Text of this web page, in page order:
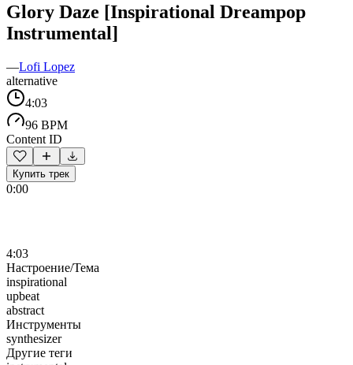
Glory Daze [Inspirational Dreampop
Instrumental]
—Lofi Lopez
alternative
4:03
96 BPM
Content ID
Купить трек
0:00
4:03
Настроение/Тема
inspirational
upbeat
abstract
Инструменты
synthesizer
Другие теги